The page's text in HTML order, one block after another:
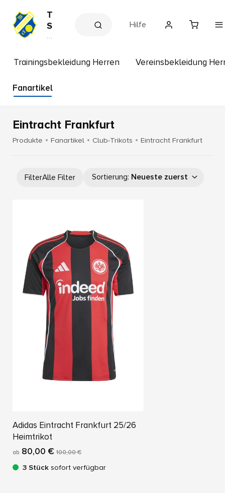
T
S
V
e
r
ir
c
e
s
h
Hilfe
Trainingsbekleidung Herren Vereinsbekleidung
Fanartikel
Eintracht Frankfurt
Produkte Fanartikel Club-Trikots Eintracht Frankfurt
FilterAlle Filter Sortierung: Neueste zuerst
Adidas Eintracht Frankfurt 25/26
Heimtrikot
ab 80,00 € 100,00 €
3 Stück sofort verfügbar